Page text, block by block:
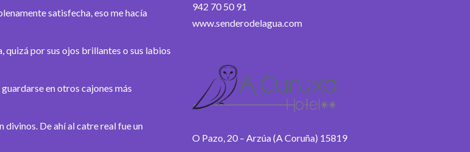
satisfecha, eso me hacía
quizá por sus ojos brillantes o sus labios
en otros cajones más
divinos. De ahí al catre real fue un
942 70 50 91
www.senderodelagua.com
O Pazo, 20 – Arzúa (A Coruña) 15819